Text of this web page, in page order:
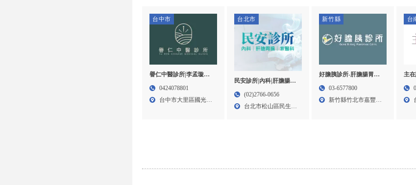
台中市
譽仁中醫診所|李孟璇醫
師-中醫診所,台中中醫診
中醫傷科推薦,台中針灸
0424078801
台中市大里區國光路
台北市
民安診所|內科|肝膽腸胃|
家醫科-胃腸科,肝膽胃腸
(02)2766-0656
台北市松山區民生東
新竹縣
好膽胰診所-肝膽腸胃科,
新竹肝膽腸胃科,竹北肝
03-6577800
新竹縣竹北市嘉豐南
台
主
南